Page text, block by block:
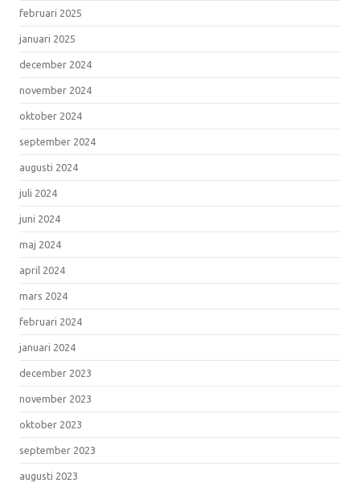
februari 2025
januari 2025
december 2024
november 2024
oktober 2024
september 2024
augusti 2024
juli 2024
juni 2024
maj 2024
april 2024
mars 2024
februari 2024
januari 2024
december 2023
november 2023
oktober 2023
september 2023
augusti 2023